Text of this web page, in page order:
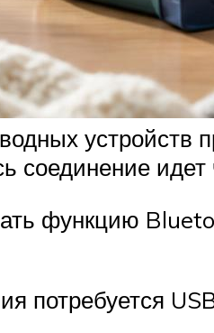
устройств
соединение
функцию
потребуется